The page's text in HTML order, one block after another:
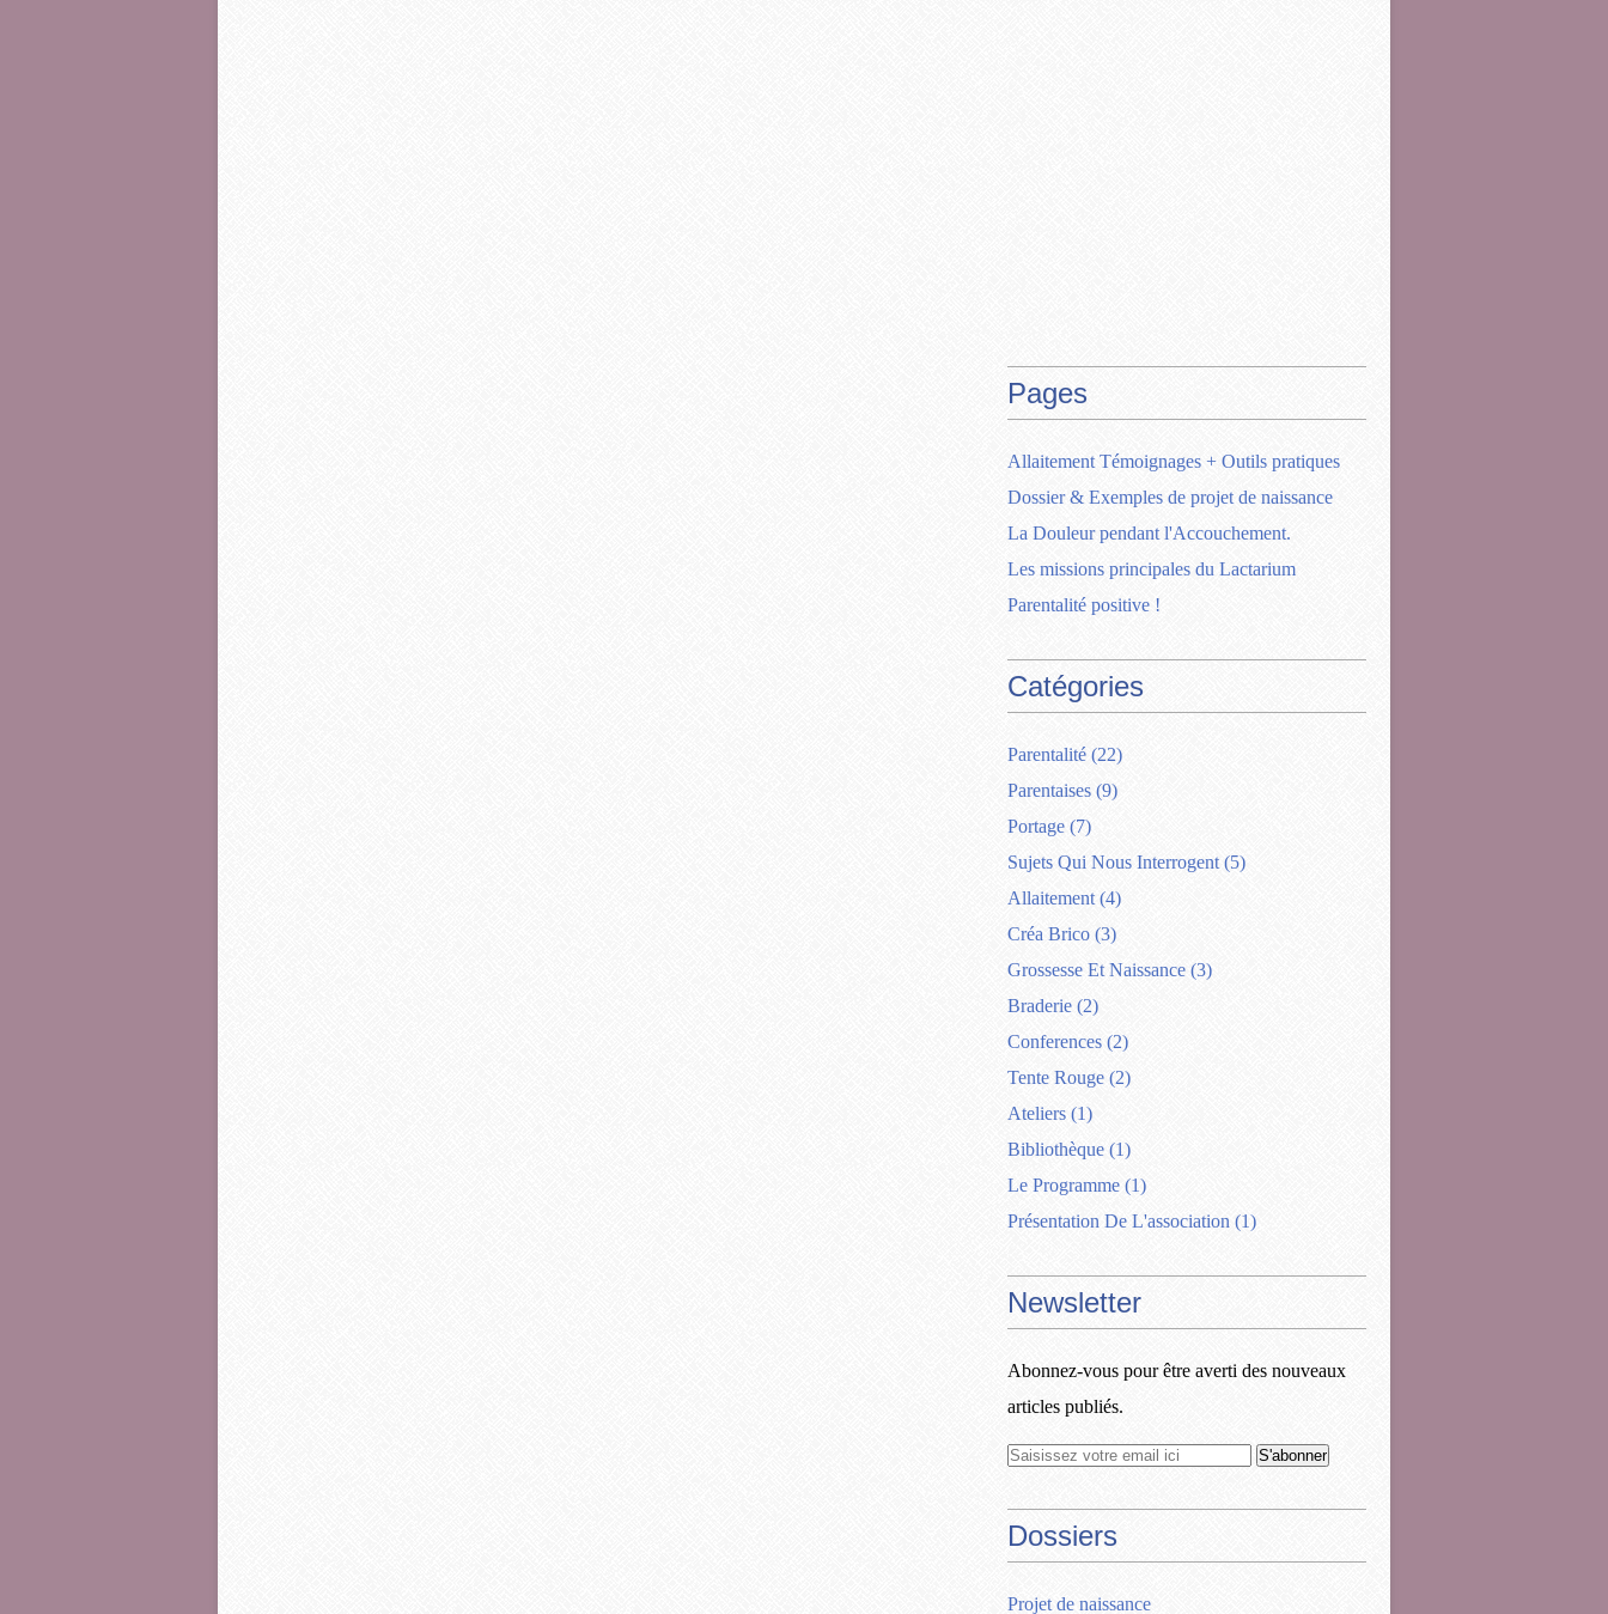
Pages
Allaitement Témoignages + Outils pratiques
Dossier & Exemples de projet de naissance
La Douleur pendant l'Accouchement.
Les missions principales du Lactarium
Parentalité positive !
Catégories
Parentalité (22)
Parentaises (9)
Portage (7)
Sujets Qui Nous Interrogent (5)
Allaitement (4)
Créa Brico (3)
Grossesse Et Naissance (3)
Braderie (2)
Conferences (2)
Tente Rouge (2)
Ateliers (1)
Bibliothèque (1)
Le Programme (1)
Présentation De L'association (1)
Newsletter
Abonnez-vous pour être averti des nouveaux
articles publiés.
Dossiers
Projet de naissance